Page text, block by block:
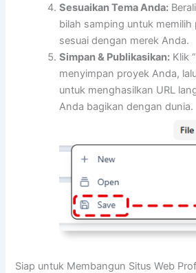
Sesuaikan Tema Anda:
bilah samping untuk memilih
sesuai dengan merek Anda.
Simpan & Publikasikan: Klik
menyimpan proyek Anda,
untuk menghasilkan URL
Anda bagikan dengan dunia.
Siap untuk Membangun Situs Web